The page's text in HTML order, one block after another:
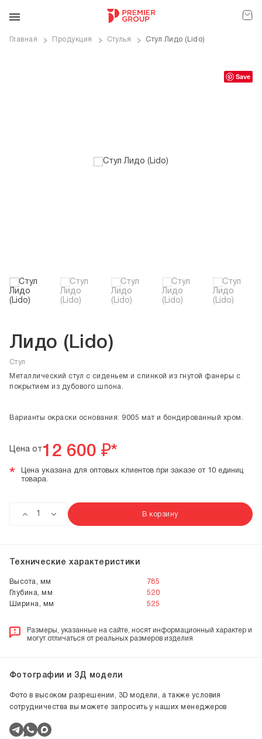
Главная Продукция Стулья Стул Лидо (Lido)
Save
Лидо (Lido)
Стул
Металлический стул с сиденьем и спинкой из гнутой фанеры c
покрытием из дубового шпона.
Варианты окраски основания: 9005 мат и бондированный хром.
Цена от 12 600 ₽*
*
Цена указана для оптовых клиентов при заказе от 10 единиц
товара.
В корзину
Технические характеристики
Высота, мм
785
Глубина, мм
520
Ширина, мм
525
Размеры, указанные на сайте, носят информационный характер и
могут отличаться от реальных размеров изделия
Фотографии и 3Д модели
Фото в высоком разрешении, 3D модели, а также условия
сотрудничества вы можете запросить у наших менеджеров